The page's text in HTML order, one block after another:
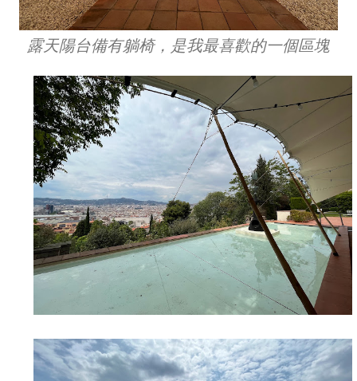
露天陽台備有躺椅，是我最喜歡的一個區塊